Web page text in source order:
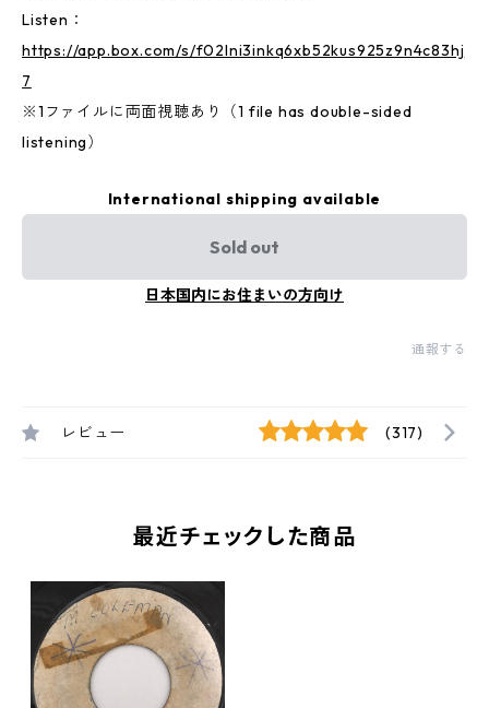
Listen：
https://app.box.com/s/f02lni3inkq6xb52kus925z9n4c83hj
7
※1ファイルに両面視聴あり（1 file has double-sided
listening）
International shipping available
Sold out
日本国内にお住まいの方向け
通報する
レビュー (317)
最近チェックした商品